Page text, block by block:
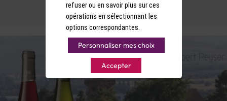
refuser ou en savoir plus sur ces
opérations en sélectionnant les
options correspondantes.
Personnaliser mes choix
Accepter